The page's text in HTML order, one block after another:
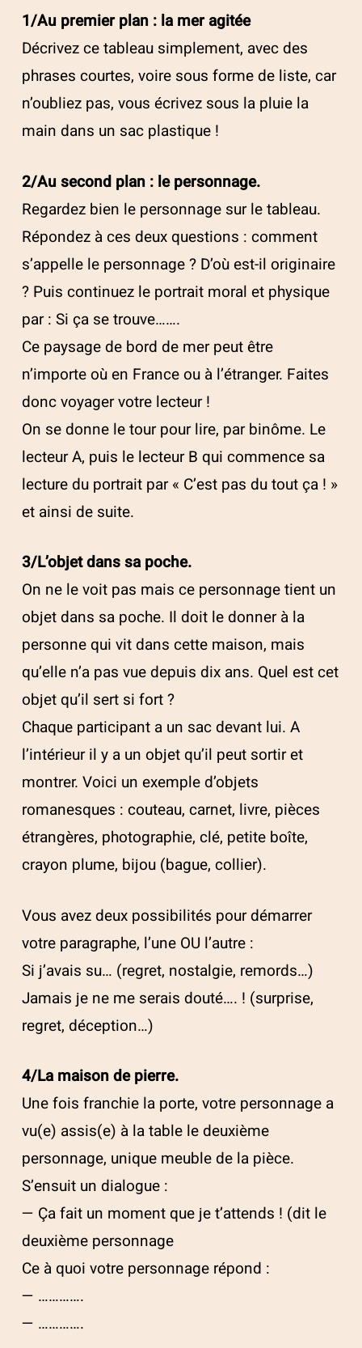
1/Au premier plan : la mer agitée
Décrivez ce tableau simplement, avec des
phrases courtes, voire sous forme de liste, car
n’oubliez pas, vous écrivez sous la pluie la
main dans un sac plastique !
2/Au second plan : le personnage.
Regardez bien le personnage sur le tableau.
Répondez à ces deux questions : comment
s’appelle le personnage ? D’où est-il originaire
? Puis continuez le portrait moral et physique
par : Si ça se trouve…….
Ce paysage de bord de mer peut être
n’importe où en France ou à l’étranger. Faites
donc voyager votre lecteur !
On se donne le tour pour lire, par binôme. Le
lecteur A, puis le lecteur B qui commence sa
lecture du portrait par « C’est pas du tout ça ! »
et ainsi de suite.
3/L’objet dans sa poche.
On ne le voit pas mais ce personnage tient un
objet dans sa poche. Il doit le donner à la
personne qui vit dans cette maison, mais
qu’elle n’a pas vue depuis dix ans. Quel est cet
objet qu’il sert si fort ?
Chaque participant a un sac devant lui. A
l’intérieur il y a un objet qu’il peut sortir et
montrer. Voici un exemple d’objets
romanesques : couteau, carnet, livre, pièces
étrangères, photographie, clé, petite boîte,
crayon plume, bijou (bague, collier).
Vous avez deux possibilités pour démarrer
votre paragraphe, l’une OU l’autre :
Si j’avais su… (regret, nostalgie, remords…)
Jamais je ne me serais douté…. ! (surprise,
regret, déception…)
4/La maison de pierre.
Une fois franchie la porte, votre personnage a
vu(e) assis(e) à la table le deuxième
personnage, unique meuble de la pièce.
S’ensuit un dialogue :
— Ça fait un moment que je t’attends ! (dit le
deuxième personnage
Ce à quoi votre personnage répond :
— ………….
— ………….